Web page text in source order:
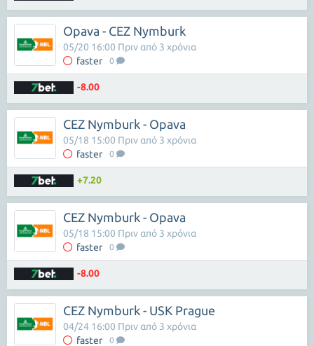
Opava - CEZ Nymburk
faster 0
05/20 16:00 Πριν από 3 χρόνια
-8.00
CEZ Nymburk - Opava
faster 0
05/18 15:00 Πριν από 3 χρόνια
+7.20
CEZ Nymburk - Opava
faster 0
05/18 15:00 Πριν από 3 χρόνια
-8.00
CEZ Nymburk - USK Prague
faster 0
04/24 16:00 Πριν από 3 χρόνια